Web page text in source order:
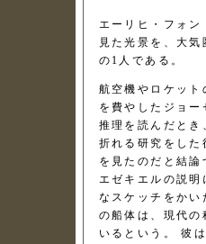
エーリヒ・フォ
見た光景を、大
の1人である。
航空機やロケッ
を費やしたジョ
推理を読んだと
折れる研究をし
を見たのだと結
エゼキエルの説
なスケッチをか
の船体は、現代
いるという。 彼